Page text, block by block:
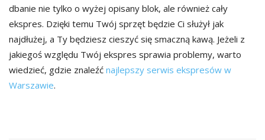
dbanie nie tylko o wyżej opisany blok, ale również cały
ekspres. Dzięki temu Twój sprzęt będzie Ci służył jak
najdłużej, a Ty będziesz cieszyć się smaczną kawą. Jeżeli z
jakiegoś względu Twój ekspres sprawia problemy, warto
wiedzieć, gdzie znaleźć najlepszy serwis ekspresów w
Warszawie.